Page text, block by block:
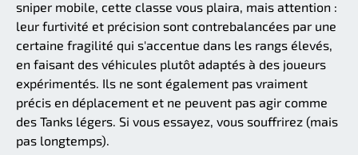
sniper mobile, cette classe vous plaira, mais attention :
leur furtivité et précision sont contrebalancées par une
certaine fragilité qui s'accentue dans les rangs élevés,
en faisant des véhicules plutôt adaptés à des joueurs
expérimentés. Ils ne sont également pas vraiment
précis en déplacement et ne peuvent pas agir comme
des Tanks légers. Si vous essayez, vous souffrirez (mais
pas longtemps).